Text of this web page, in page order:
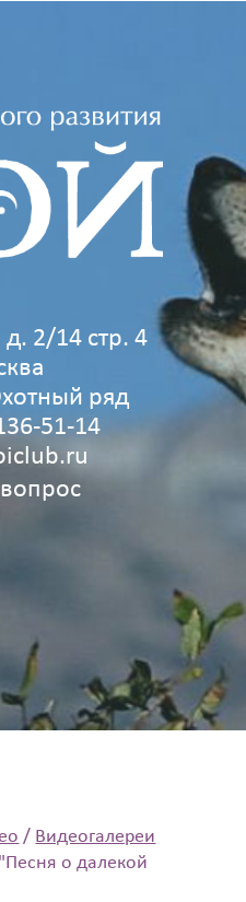
2/14 стр. 4
ряд
/ Видеогалереи
о далекой